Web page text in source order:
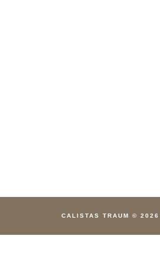
CALISTAS TRAUM © 2026